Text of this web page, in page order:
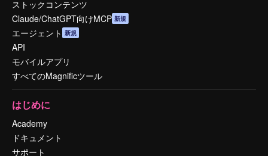
ストックコンテンツ
Claude/ChatGPT向けMCP 新規
エージェント 新規
API
モバイルアプリ
すべてのMagnificツール
はじめに
Academy
ドキュメント
サポート